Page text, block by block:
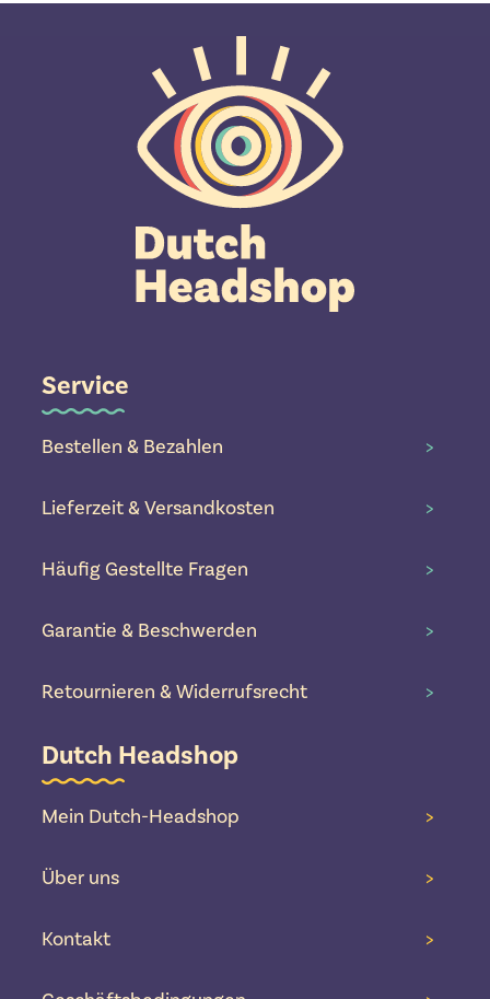
Service
Bestellen & Bezahlen >
Lieferzeit & Versandkosten >
Häufig Gestellte Fragen >
Garantie & Beschwerden >
Retournieren & Widerrufsrecht >
Dutch Headshop
Mein Dutch-Headshop >
Über uns >
Kontakt >